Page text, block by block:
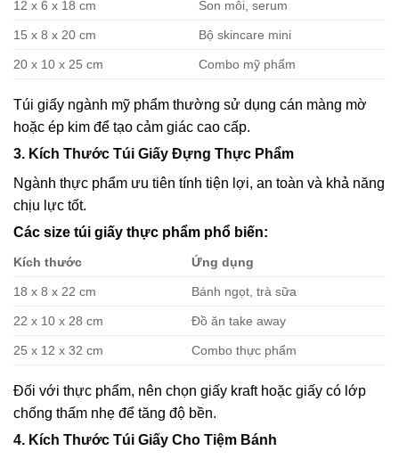
12 x 6 x 18 cm Son môi, serum
15 x 8 x 20 cm Bộ skincare mini
20 x 10 x 25 cm Combo mỹ phẩm
Túi giấy ngành mỹ phẩm thường sử dụng cán màng mờ
hoặc ép kim để tạo cảm giác cao cấp.
3. Kích Thước Túi Giấy Đựng Thực Phẩm
Ngành thực phẩm ưu tiên tính tiện lợi, an toàn và khả năng
chịu lực tốt.
Các size túi giấy thực phẩm phổ biến:
Kích thước Ứng dụng
18 x 8 x 22 cm Bánh ngọt, trà sữa
22 x 10 x 28 cm Đồ ăn take away
25 x 12 x 32 cm Combo thực phẩm
Đối với thực phẩm, nên chọn giấy kraft hoặc giấy có lớp
chống thấm nhẹ để tăng độ bền.
4. Kích Thước Túi Giấy Cho Tiệm Bánh